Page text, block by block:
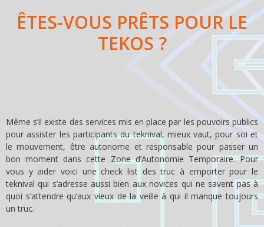
ÊTES-VOUS PRÊTS POUR LE
TEKOS ?
Même s’il existe des services mis en place par les pouvoirs publics
pour assister les participants du teknival, mieux vaut, pour soi et
le mouvement, être autonome et responsable pour passer un
bon moment dans cette Zone d’Autonomie Temporaire. Pour
vous y aider voici une check list des truc à emporter pour le
teknival qui s’adresse aussi bien aux novices qui ne savent pas à
quoi s’attendre qu’aux vieux de la veille à qui il manque toujours
un truc.